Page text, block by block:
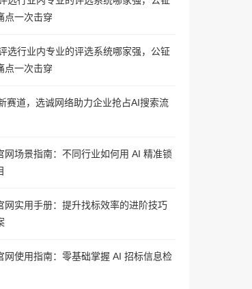
点一次击穿
选行业内专业的评选系统哪家强，公钲
点一次击穿
赛道，选诚网络助力企业抢占AI搜索流
网场景指南：不同行业如何用 AI 精准锁
网实用手册：提升找标效率的进阶技巧
网使用指南：零基础掌握 AI 招标信息检